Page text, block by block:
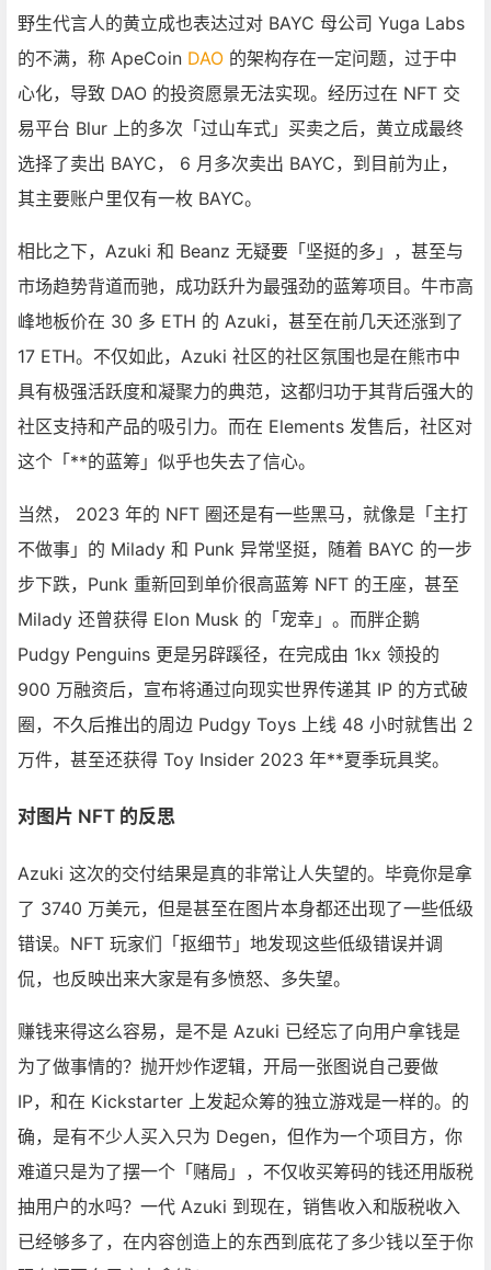
野生代言人的黄立成也表达过对 BAYC 母公司 Yuga Labs
的不满，称 ApeCoin DAO 的架构存在一定问题，过于中
心化，导致 DAO 的投资愿景无法实现。经历过在 NFT 交
易平台 Blur 上的多次「过山车式」买卖之后，黄立成最终
选择了卖出 BAYC， 6 月多次卖出 BAYC，到目前为止，
其主要账户里仅有一枚 BAYC。
相比之下，Azuki 和 Beanz 无疑要「坚挺的多」，甚至与
市场趋势背道而驰，成功跃升为最强劲的蓝筹项目。牛市高
峰地板价在 30 多 ETH 的 Azuki，甚至在前几天还涨到了
17 ETH。不仅如此，Azuki 社区的社区氛围也是在熊市中
具有极强活跃度和凝聚力的典范，这都归功于其背后强大的
社区支持和产品的吸引力。而在 Elements 发售后，社区对
这个「**的蓝筹」似乎也失去了信心。
当然， 2023 年的 NFT 圈还是有一些黑马，就像是「主打
不做事」的 Milady 和 Punk 异常坚挺，随着 BAYC 的一步
步下跌，Punk 重新回到单价很高蓝筹 NFT 的王座，甚至
Milady 还曾获得 Elon Musk 的「宠幸」。而胖企鹅
Pudgy Penguins 更是另辟蹊径，在完成由 1kx 领投的
900 万融资后，宣布将通过向现实世界传递其 IP 的方式破
圈，不久后推出的周边 Pudgy Toys 上线 48 小时就售出 2
万件，甚至还获得 Toy Insider 2023 年**夏季玩具奖。
对图片 NFT 的反思
Azuki 这次的交付结果是真的非常让人失望的。毕竟你是拿
了 3740 万美元，但是甚至在图片本身都还出现了一些低级
错误。NFT 玩家们「抠细节」地发现这些低级错误并调
侃，也反映出来大家是有多愤怒、多失望。
赚钱来得这么容易，是不是 Azuki 已经忘了向用户拿钱是
为了做事情的？抛开炒作逻辑，开局一张图说自己要做
IP，和在 Kickstarter 上发起众筹的独立游戏是一样的。的
确，是有不少人买入只为 Degen，但作为一个项目方，你
难道只是为了摆一个「赌局」，不仅收买筹码的钱还用版税
抽用户的水吗？一代 Azuki 到现在，销售收入和版税收入
已经够多了，在内容创造上的东西到底花了多少钱以至于你